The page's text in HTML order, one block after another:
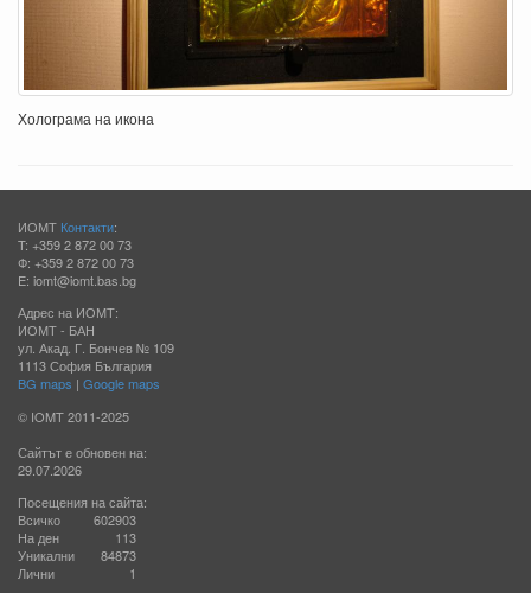
Холограма на икона
ИОМТ Контакти:
T: +359 2 872 00 73
Ф: +359 2 872 00 73
E: iomt@iomt.bas.bg
Адрес на ИОМТ:
ИОМТ - БАН
ул. Акад. Г. Бончев № 109
1113 София България
BG maps | Google maps
© IOMT 2011-2025
Сайтът е обновен на:
29.07.2026
Посещения на сайта:
Всичко
602903
На ден
113
Уникални
84873
Лични
1